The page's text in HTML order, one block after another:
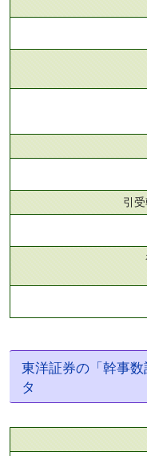
引
東洋証券の「幹事
タ